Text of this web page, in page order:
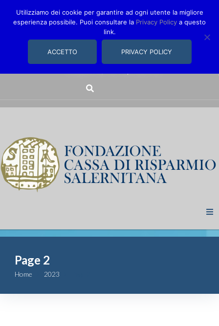
comunica@fondazionecarisal.it089 230611
Fondazione
Attività
Contributi
Page 2
Home 2023
Utilizziamo dei cookie per garantire ad ogni utente la migliore
esperienza possibile. Puoi consultare la Privacy Policy a questo
link.
ACCETTO PRIVACY POLICY